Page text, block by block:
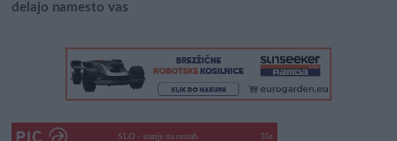
delajo namesto vas
SLO - stanje na cestah 30s